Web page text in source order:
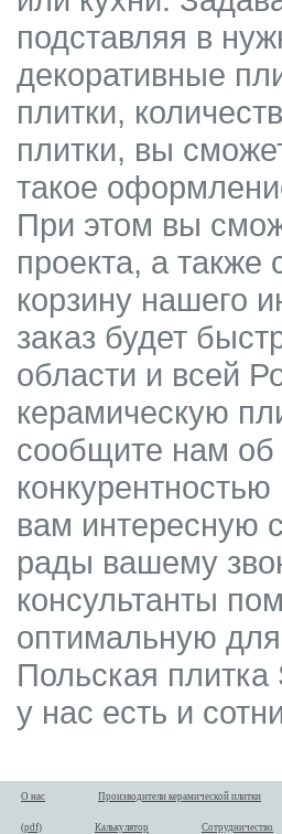
подставляя в
декоративные
плитки,
плитки, вы
такое
При этом вы
проекта, а также
корзину нашего
заказ будет
области и всей
керамическую
сообщите нам
вам интересную
рады вашему
консультанты
оптимальную
Польская
у нас есть и
О нас Производители керамической плитки
(pdf) Калькулятор Сотрудничество